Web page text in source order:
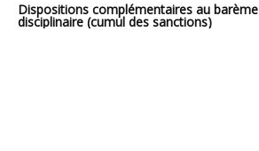
Dispositions complémentaires au barème
disciplinaire (cumul des sanctions)